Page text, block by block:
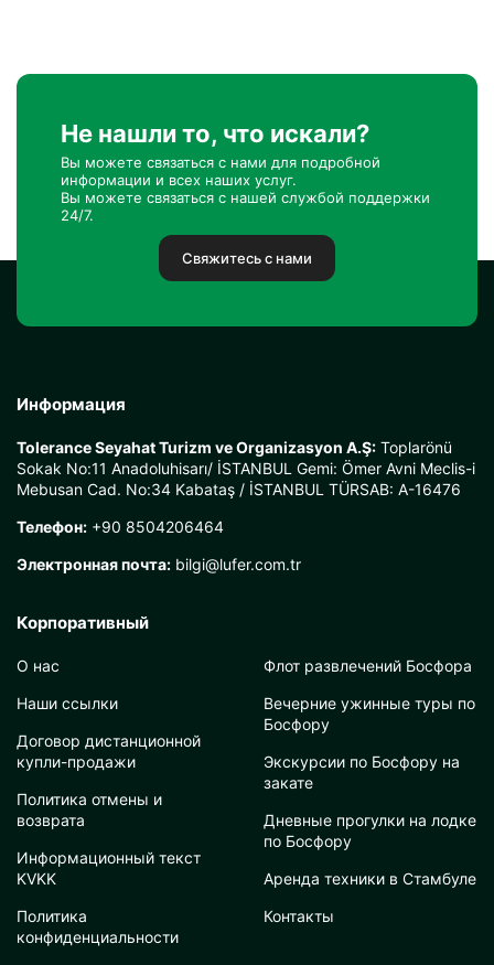
Не нашли то, что искали?
Вы можете связаться с нами для подробной
информации и всех наших услуг.
Вы можете связаться с нашей службой поддержки
24/7.
Свяжитесь с нами
Информация
Tolerance Seyahat Turizm ve Organizasyon A.Ş: Toplarönü
Sokak No:11 Anadoluhisarı/ İSTANBUL Gemi: Ömer Avni Meclis-i
Mebusan Cad. No:34 Kabataş / İSTANBUL TÜRSAB: A-16476
Телефон: +90 8504206464
Электронная почта: bilgi@lufer.com.tr
Корпоративный
О нас
Наши ссылки
Договор дистанционной
купли-продажи
Политика отмены и
возврата
Информационный текст
KVKK
Политика
конфиденциальности
Флот развлечений Босфора
Вечерние ужинные туры по
Босфору
Экскурсии по Босфору на
закате
Дневные прогулки на лодке
по Босфору
Аренда техники в Стамбуле
Контакты